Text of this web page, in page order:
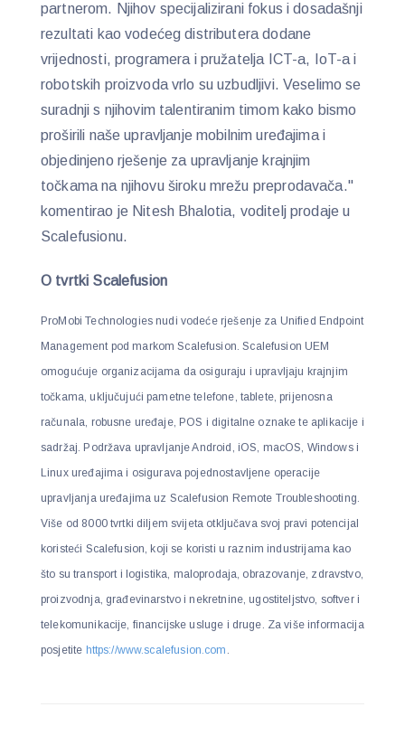
partnerom. Njihov specijalizirani fokus i dosadašnji
rezultati kao vodećeg distributera dodane
vrijednosti, programera i pružatelja ICT-a, IoT-a i
robotskih proizvoda vrlo su uzbudljivi. Veselimo se
suradnji s njihovim talentiranim timom kako bismo
proširili naše upravljanje mobilnim uređajima i
objedinjeno rješenje za upravljanje krajnjim
točkama na njihovu široku mrežu preprodavača."
komentirao je Nitesh Bhalotia, voditelj prodaje u
Scalefusionu.
O tvrtki Scalefusion
ProMobi Technologies nudi vodeće rješenje za Unified Endpoint
Management pod markom Scalefusion. Scalefusion UEM
omogućuje organizacijama da osiguraju i upravljaju krajnjim
točkama, uključujući pametne telefone, tablete, prijenosna
računala, robusne uređaje, POS i digitalne oznake te aplikacije i
sadržaj. Podržava upravljanje Android, iOS, macOS, Windows i
Linux uređajima i osigurava pojednostavljene operacije
upravljanja uređajima uz Scalefusion Remote Troubleshooting.
Više od 8000 tvrtki diljem svijeta otključava svoj pravi potencijal
koristeći Scalefusion, koji se koristi u raznim industrijama kao
što su transport i logistika, maloprodaja, obrazovanje, zdravstvo,
proizvodnja, građevinarstvo i nekretnine, ugostiteljstvo, softver i
telekomunikacije, financijske usluge i druge. Za više informacija
posjetite https://www.scalefusion.com